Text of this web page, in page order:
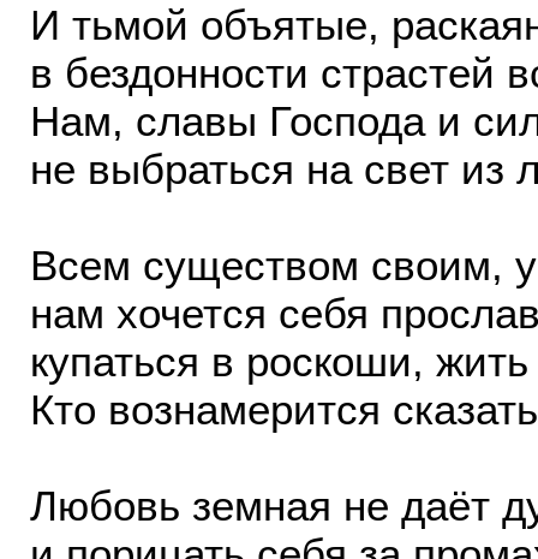
И тьмой объятые,
в бездонности страстей
Нам, славы Господа и
не выбраться на свет из
Всем существом своим,
нам хочется себя
купаться в роскоши,
Кто вознамерится
Любовь земная не даёт